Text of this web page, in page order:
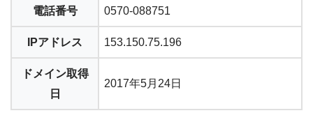
電話番号 0570-088751
IPアドレス 153.150.75.196
ドメイン取得
日
2017年5月24日